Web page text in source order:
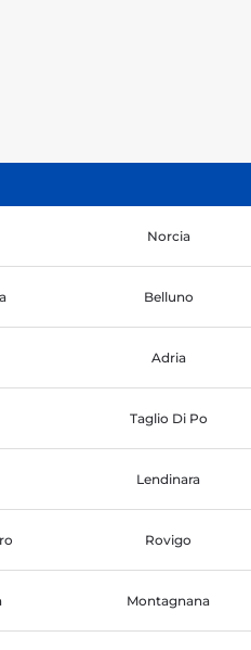
Norcia
Belluno
Adria
Taglio Di Po
Lendinara
Rovigo
Montagnana